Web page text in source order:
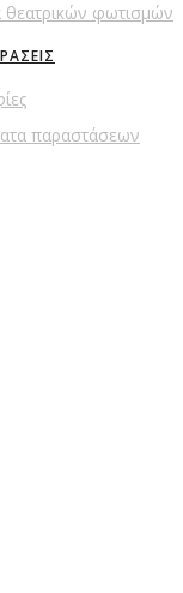
φωτισμών
παραστάσεων